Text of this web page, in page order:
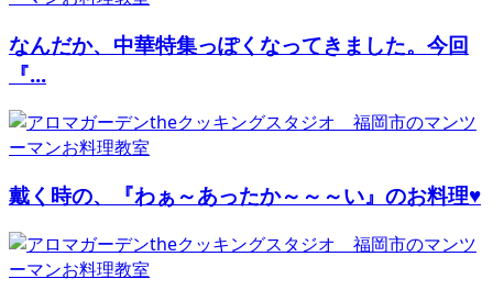
なんだか、中華特集っぽくなってきました。今回
『...
戴く時の、『わぁ～あったか～～～い』のお料理♥